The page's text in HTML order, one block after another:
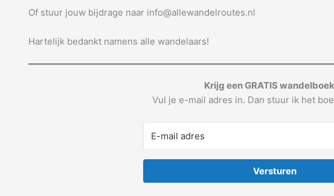
Of stuur jouw bijdrage naar info@allewandelroutes.nl
Hartelijk bedankt namens alle wandelaars!
Krijg een GRATIS
Vul je e-mail adres in. Dan stuur ik het
Versturen